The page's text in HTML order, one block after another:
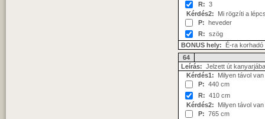
R: 3
Kérdés2: Mi rögzíti a
P: heveder
R: szög
BONUS hely: É-ra korhadó
64
Leírás: Jelzett út
Kérdés1: Milyen távol
P: 440 cm
R: 410 cm
Kérdés2: Milyen távol
P: 765 cm